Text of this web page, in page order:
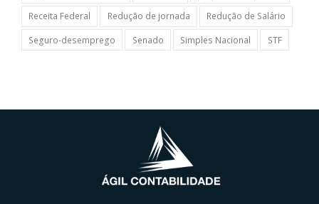
Receita Federal
Redução de jornada
Redução de Salário
Seguro-desemprego
Senado Simples Nacional STF